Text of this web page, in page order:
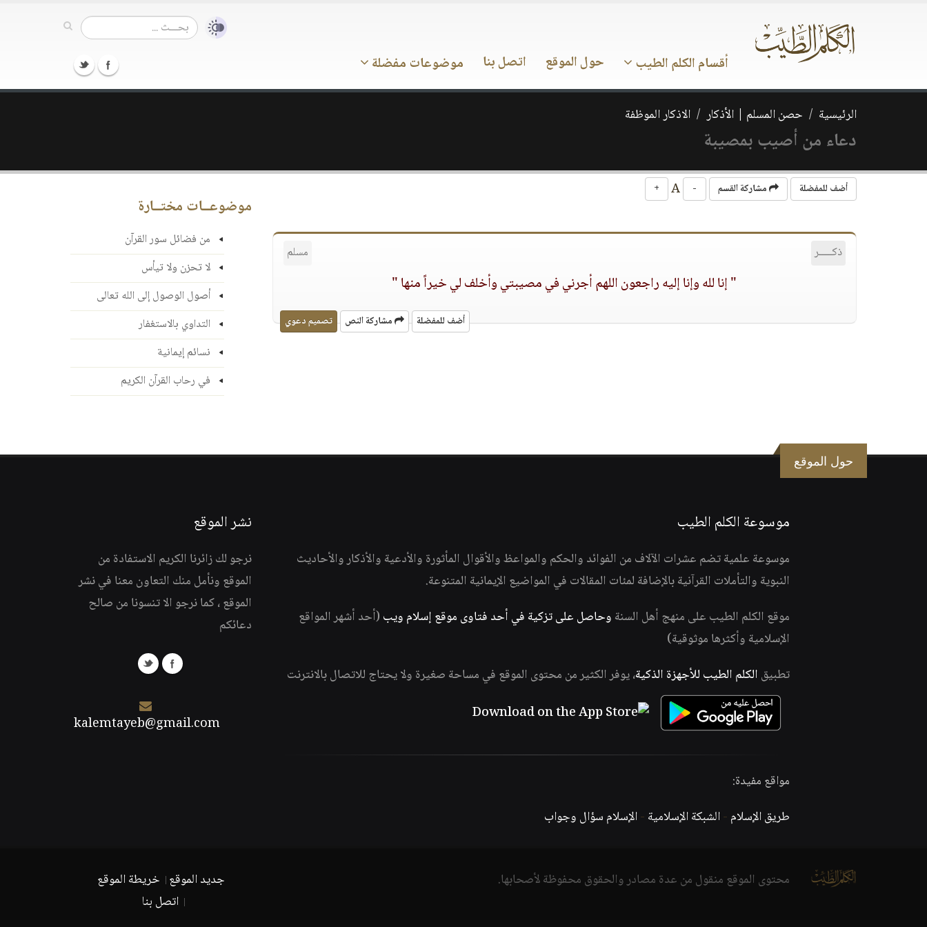
أقسام الكلم الطيب حول الموقع اتصل بنا موضوعات مفضلة
الرئيسية حصن المسلم | الأذكار الاذكار الموظفة
دعاء من أصيب بمصيبة
أضف للمفضلة مشاركة القسم -
+
ذكـــــر مسلم
" إنا لله وإنا إليه راجعون اللهم أجرني في مصيبتي وأخلف لي خيراً منها "
أضف للمفضلة مشاركة النص تصميم دعوي
موضوعــات مختــارة
من فضائل سور القرآن
لا تحزن ولا تيأس
أصول الوصول إلى الله تعالى
التداوي بالاستغفار
نسائم إيمانية
في رحاب القرآن الكريم
حول الموقع
موسوعة الكلم الطيب
موسوعة علمية تضم عشرات الآلاف من الفوائد والحكم والمواعظ والأقوال المأثورة والأدعية والأذكار والأحاديث
النبوية والتأملات القرآنية بالإضافة لمئات المقالات في المواضيع الإيمانية المتنوعة.
موقع الكلم الطيب على منهج أهل السنة وحاصل على تزكية في أحد فتاوى موقع إسلام ويب (أحد أشهر المواقع
الإسلامية وأكثرها موثوقية)
تطبيق الكلم الطيب للأجهزة الذكية، يوفر الكثير من محتوى الموقع في مساحة صغيرة ولا يحتاج للاتصال بالانترنت
مواقع مفيدة:
طريق الإسلام -الشبكة الإسلامية -الإسلام سؤال وجواب
نشر الموقع
نرجو لك زائرنا الكريم الاستفادة من
الموقع ونأمل منك التعاون معنا في نشر
الموقع ، كما نرجو الا تنسونا من صالح
دعائكم
kalemtayeb@gmail.com
محتوى الموقع منقول من عدة مصادر والحقوق محفوظة لأصحابها. جديد الموقع خريطة الموقع
اتصل بنا